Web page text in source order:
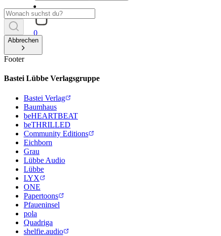
0
Abbrechen
Footer
Bastei Lübbe Verlagsgruppe
Bastei Verlag
Baumhaus
beHEARTBEAT
beTHRILLED
Community Editions
Eichborn
Grau
Lübbe Audio
Lübbe
LYX
ONE
Papertoons
Pfaueninsel
pola
Quadriga
shelfie.audio